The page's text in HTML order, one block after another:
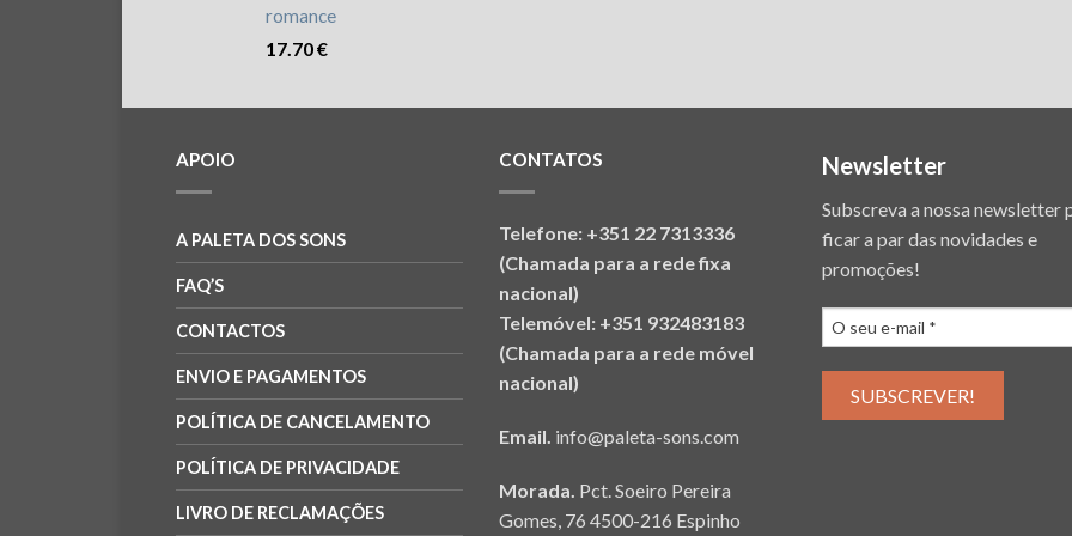
romance
17.70€
APOIO
A PALETA DOS SONS
FAQ’S
CONTACTOS
ENVIO E PAGAMENTOS
POLÍTICA DE CANCELAMENTO
POLÍTICA DE PRIVACIDADE
LIVRO DE RECLAMAÇÕES
CONTATOS
Telefone: +351 22 7313336
(Chamada para a rede fixa
nacional)
Telemóvel: +351 932483183
(Chamada para a rede móvel
nacional)
Email. info@paleta-sons.com
Morada. Pct. Soeiro Pereira
Gomes, 76 4500-216 Espinho
Newsletter
Subscreva a nossa newsletter
ficar a par das novidades e
promoções!